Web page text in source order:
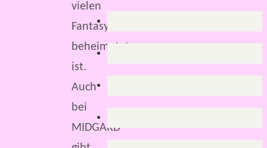
vielen
Fantasywelten
beheimatet
ist.
Auch
bei
MIDGARD